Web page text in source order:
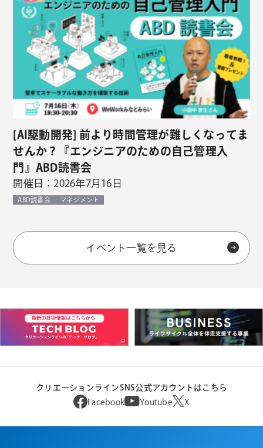
[AI駆動開発] 前より時間管理が難しくなってま
せんか？『エンジニアのための自己管理入
門』ABD読書会
開催日：2026年7月16日
ABD読書会 マネジメント
イベント一覧を見る
クリエーションラインSNS公式アカウントはこちら
Facebook
Youtube X